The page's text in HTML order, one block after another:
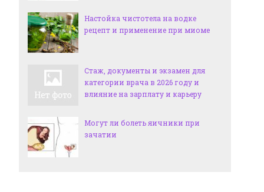
Настойка чистотела на водке
рецепт и применение при миоме
Стаж, документы и экзамен для
категории врача в 2026 году и
влияние на зарплату и карьеру
Могут ли болеть яичники при
зачатии